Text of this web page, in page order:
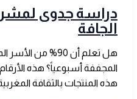
دراسة جدوى
الجافة
هل تعلم أن 90% من
المجففة أسبوعياً؟ هذه
هذه المنتجات بالثقافة